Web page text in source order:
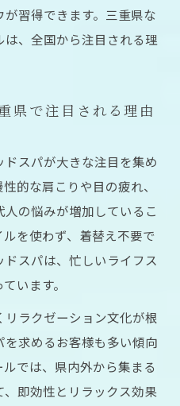
術を無理なく習得でき
得までの最短ルートを
で最短資格取得を実現
の効率的な学習法と資
習得できます。三重県な
は、全国から注目される理
県で注目される理由
スパが大きな注目を集め
的な肩こりや目の疲れ、
の悩みが増加しているこ
を使わず、着替え不要で
スパは、忙しいライフス
います。
ラクゼーション文化が根
求めるお客様も多い傾向
では、県内外から集まる
即効性とリラックス効果